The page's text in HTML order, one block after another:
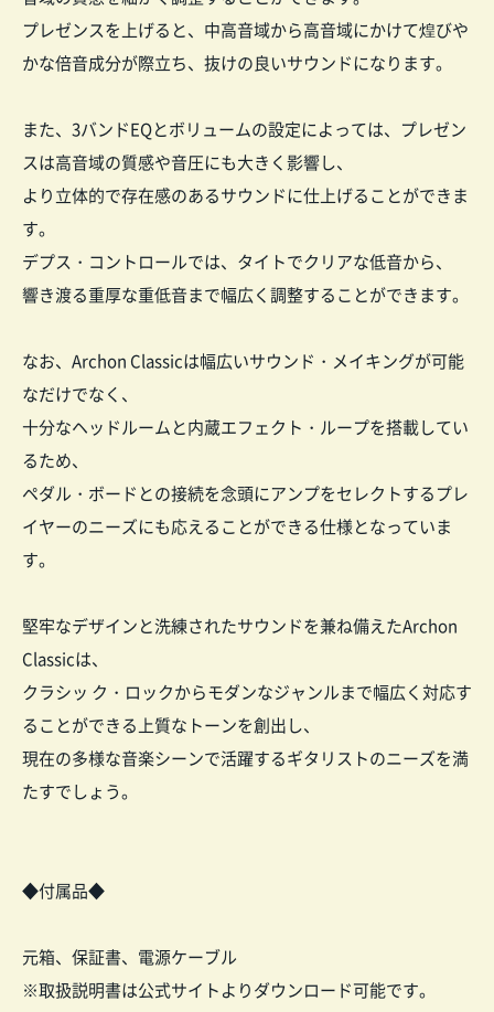
プレゼンスを上げると、中高音域から高音域にかけて煌びや
かな倍音成分が際立ち、抜けの良いサウンドになります。
また、3バンドEQとボリュームの設定によっては、プレゼン
スは高音域の質感や音圧にも大きく影響し、
より立体的で存在感のあるサウンドに仕上げることができま
す。
デプス・コントロールでは、タイトでクリアな低音から、
響き渡る重厚な重低音まで幅広く調整することができます。
なお、Archon Classicは幅広いサウンド・メイキングが可能
なだけでなく、
十分なヘッドルームと内蔵エフェクト・ループを搭載してい
るため、
ペダル・ボードとの接続を念頭にアンプをセレクトするプレ
イヤーのニーズにも応えることができる仕様となっていま
す。
堅牢なデザインと洗練されたサウンドを兼ね備えたArchon
Classicは、
クラシッ ク・ロックからモダンなジャンルまで幅広く対応す
ることができる上質なトーンを創出し、
現在の多様な音楽シーンで活躍するギタリストのニーズを満
たすでしょう。
◆付属品◆
元箱、保証書、電源ケーブル
※取扱説明書は公式サイトよりダウンロード可能です。